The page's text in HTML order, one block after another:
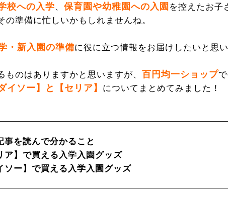
校への入学、 保育園や幼稚園への入園 を控えたお子
の準備に忙しいかもしれませんね。
・新入園の準備に役に立つ情報をお届けしたいと思
ものはありますかと思いますが、 百円均一ショップ
イソー】と【セリア】 についてまとめてみました！
を読んで分かること
】で買える入学入園グッズ
ー】で買える入学入園グッズ